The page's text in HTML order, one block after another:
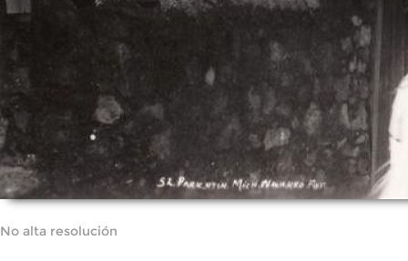
No alta resolución